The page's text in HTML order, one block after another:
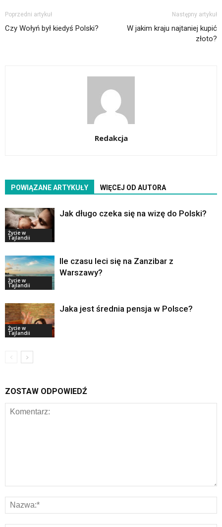
Poprzedni artykuł
Czy Wołyń był kiedyś Polski?
Następny artykuł
W jakim kraju najtaniej kupić
złoto?
Redakcja
POWIĄZANE ARTYKUŁY WIĘCEJ OD AUTORA
Życie w
Tajlandii
Jak długo czeka się na wizę do Polski?
Życie w
Tajlandii
Ile czasu leci się na Zanzibar z
Warszawy?
Życie w
Tajlandii
Jaka jest średnia pensja w Polsce?
ZOSTAW ODPOWIEDŹ